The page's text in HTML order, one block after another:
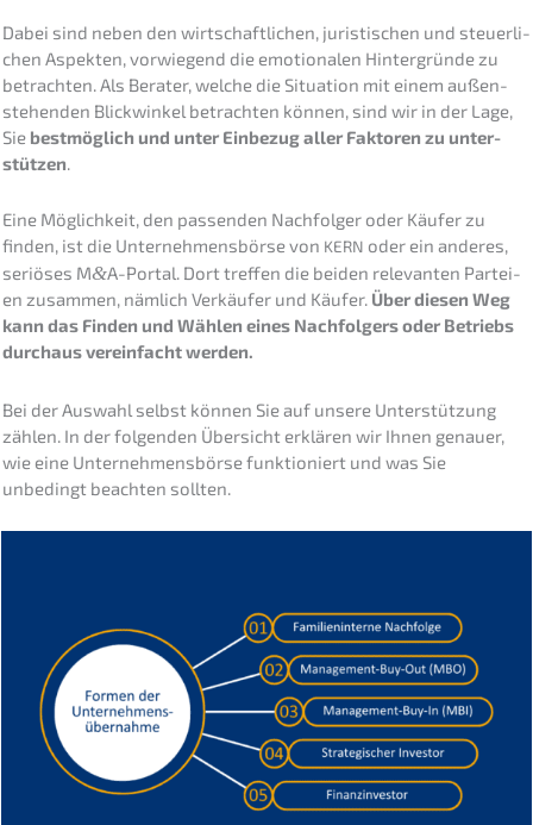
Dabei sind neben den wirtschaft­li­chen, juris­ti­schen und steuer­li­
chen Aspek­ten, vorwie­gend die emotio­na­len Hinter­grün­de zu
betrach­ten. Als Berater, welche die Situa­ti­on mit einem außen­
ste­hen­den Blick­win­kel betrach­ten können, sind wir in der Lage,
Sie bestmög­lich und unter Einbe­zug aller Fakto­ren zu unter­
stüt­zen.
Eine Möglich­keit, den passen­den Nachfol­ger oder Käufer zu
finden, ist die Unter­neh­mens­bör­se von KERN oder ein anderes,
seriö­ses M&A-Portal. Dort treffen die beiden relevan­ten Partei­
en zusam­men, nämlich Verkäu­fer und Käufer. Über diesen Weg
kann das Finden und Wählen eines Nachfol­gers oder Betriebs
durch­aus verein­facht werden.
Bei der Auswahl selbst können Sie auf unsere Unter­stüt­zung
zählen. In der folgen­den Übersicht erklä­ren wir Ihnen genau­er,
wie eine Unter­neh­mens­bör­se funktio­niert und was Sie
unbedingt beach­ten sollten.